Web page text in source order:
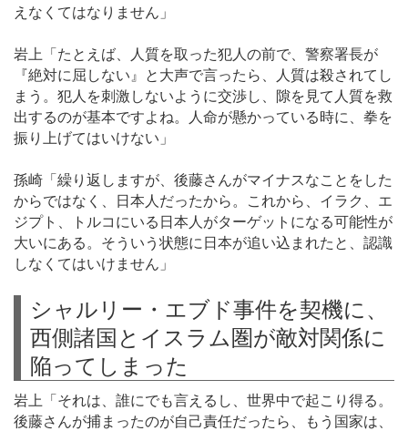
えなくてはなりません」
岩上「たとえば、人質を取った犯人の前で、警察署長が
『絶対に屈しない』と大声で言ったら、人質は殺されてし
まう。犯人を刺激しないように交渉し、隙を見て人質を救
出するのが基本ですよね。人命が懸かっている時に、拳を
振り上げてはいけない」
孫崎「繰り返しますが、後藤さんがマイナスなことをした
からではなく、日本人だったから。これから、イラク、エ
ジプト、トルコにいる日本人がターゲットになる可能性が
大いにある。そういう状態に日本が追い込まれたと、認識
しなくてはいけません」
シャルリー・エブド事件を契機に、
西側諸国とイスラム圏が敵対関係に
陥ってしまった
岩上「それは、誰にでも言えるし、世界中で起こり得る。
後藤さんが捕まったのが自己責任だったら、もう国家は、